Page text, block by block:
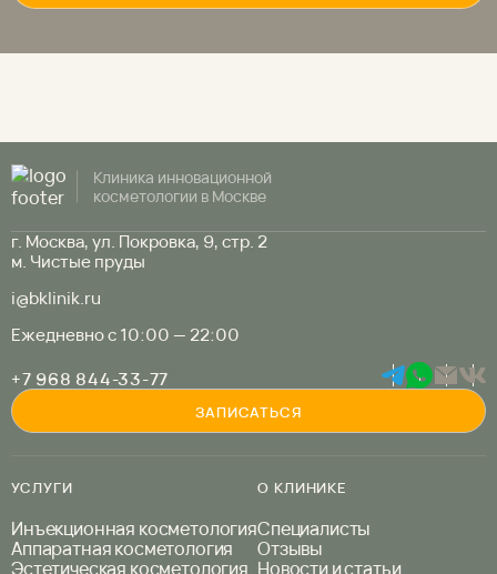
Клиника инновационной
косметологии в Москве
г. Москва, ул. Покровка, 9, стр. 2
м. Чистые пруды
i@bklinik.ru
Ежедневно с 10:00 — 22:00
+7 968 844-33-77
ЗАПИСАТЬСЯ
УСЛУГИ
Инъекционная косметология
Аппаратная косметология
Эстетическая косметология
О КЛИНИКЕ
Специалисты
Отзывы
Новости и статьи